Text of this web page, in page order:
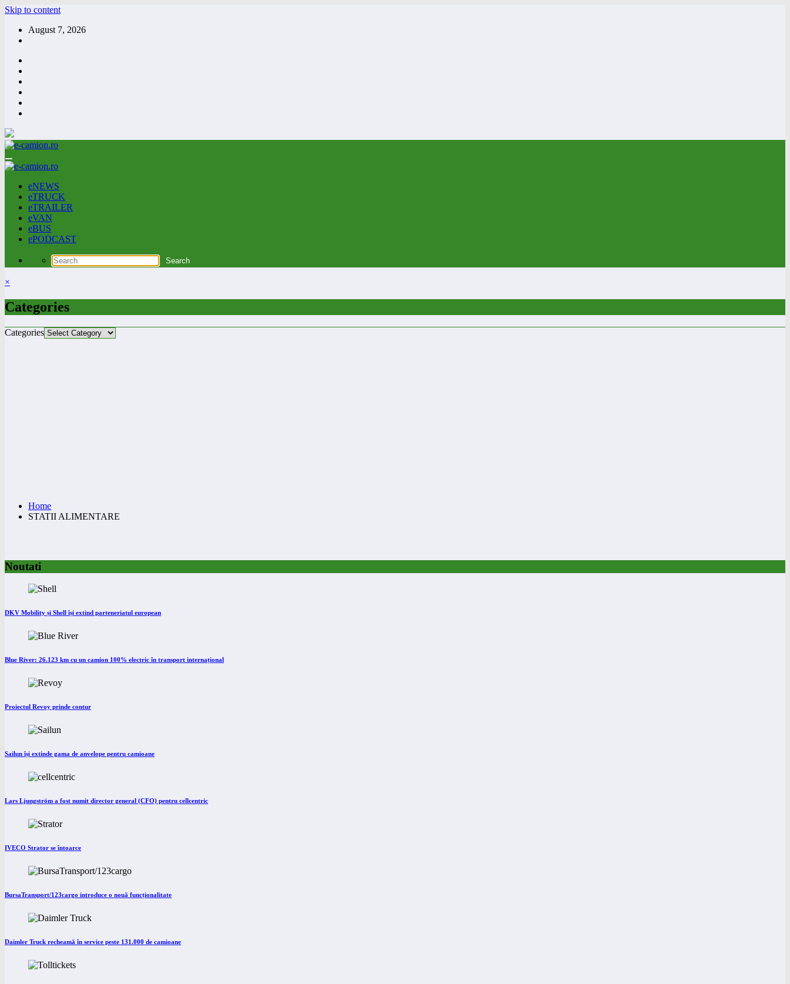
Skip to content
August 7, 2026
eNEWS
eTRUCK
eTRAILER
eVAN
eBUS
ePODCAST
×
Categories
Categories
Home
STATII ALIMENTARE
Noutati
DKV Mobility și Shell își extind parteneriatul european
Blue River: 26.123 km cu un camion 100% electric în transport internațional
Proiectul Revoy prinde contur
Sailun își extinde gama de anvelope pentru camioane
Lars Ljungström a fost numit director general (CFO) pentru cellcentric
IVECO Strator se întoarce
BursaTransport/123cargo introduce o nouă funcționalitate
Daimler Truck recheamă în service peste 131.000 de camioane